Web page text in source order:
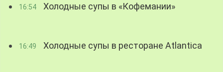
16:54 Холодные супы в «Кофемании»
16:49 Холодные супы в ресторане Atlantica